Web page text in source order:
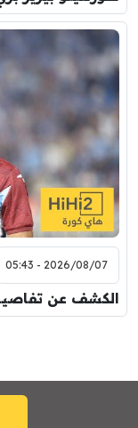
2026/08/07 - 05:43
الكشف عن